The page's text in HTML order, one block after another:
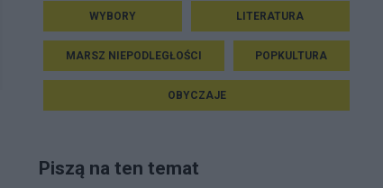
WYBORY LITERATURA
MARSZ NIEPODLEGŁOŚCI POPKULTURA
OBYCZAJE
Piszą na ten temat